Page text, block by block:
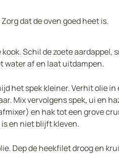
dat de oven goed heet is.
Schil de zoete aardappel,
water af en laat uitdampen.
het spek kleiner. Verhit olie
Mix vervolgens spek, ui en
en hak tot een grove
en niet blijft kleven.
Dep de heekfilet droog en